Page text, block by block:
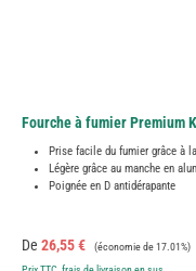
Fourche à fumier Premium
Prise facile du fumier grâce à
Légère grâce au manche en
Poignée en D antidérapante
Prix de vente :
De 26,55 € Prix régulier :
(économie de 17.01%)